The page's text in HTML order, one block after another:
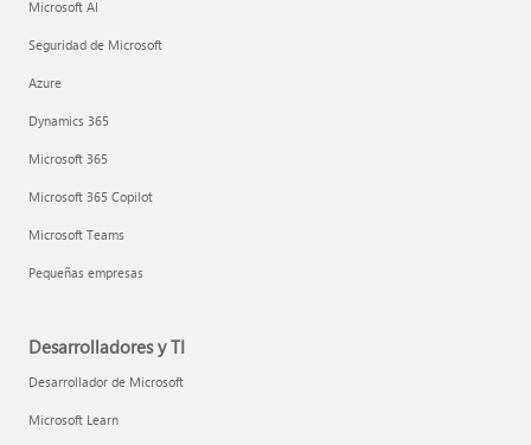
Microsoft AI
Seguridad de Microsoft
Azure
Dynamics 365
Microsoft 365
Microsoft 365 Copilot
Microsoft Teams
Pequeñas empresas
Desarrolladores y TI
Desarrollador de Microsoft
Microsoft Learn